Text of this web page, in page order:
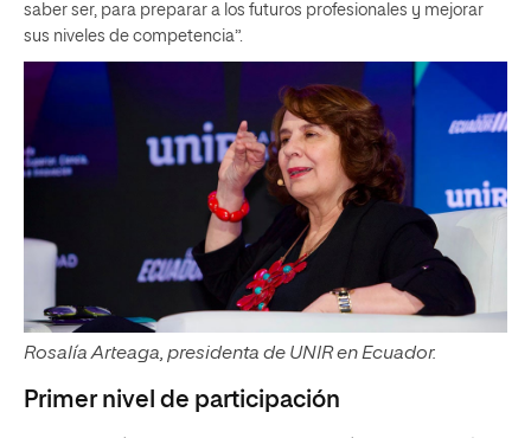
saber ser, para preparar a los futuros profesionales y mejorar
sus niveles de competencia”.
Rosalía Arteaga, presidenta de UNIR en Ecuador.
Primer nivel de participación